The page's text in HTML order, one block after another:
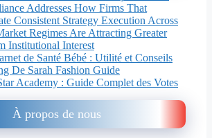
Addresses How Firms That
Consistent Strategy Execution Across
Regimes Are Attracting Greater
Institutional Interest
de Santé Bébé : Utilité et Conseils
De Sarah Fashion Guide
Academy : Guide Complet des Votes
À propos de nous